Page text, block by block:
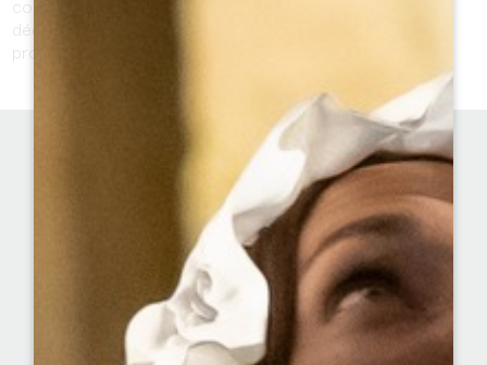
coups de cœur de nos experts locaux. On vous laisse
découvrir et vous en servir d’inspiration pour votre
prochain séjour!
Edwige
A TESTÉ
POUR VOUS